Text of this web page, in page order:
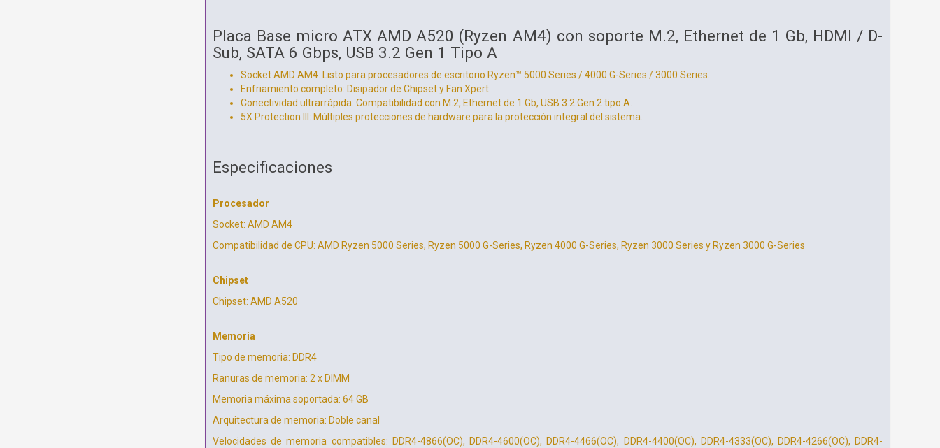
Placa Base micro ATX AMD A520 (Ryzen AM4) con soporte M.2, Ethernet de 1 Gb, HDMI / D-
Sub, SATA 6 Gbps, USB 3.2 Gen 1 Tipo A
Socket AMD AM4: Listo para procesadores de escritorio Ryzen™ 5000 Series / 4000 G-Series / 3000 Series.
Enfriamiento completo: Disipador de Chipset y Fan Xpert.
Conectividad ultrarrápida: Compatibilidad con M.2, Ethernet de 1 Gb, USB 3.2 Gen 2 tipo A.
5X Protection III: Múltiples protecciones de hardware para la protección integral del sistema.
Especificaciones
Procesador
Socket: AMD AM4
Compatibilidad de CPU: AMD Ryzen 5000 Series, Ryzen 5000 G-Series, Ryzen 4000 G-Series, Ryzen 3000 Series y Ryzen 3000 G-Series
Chipset
Chipset: AMD A520
Memoria
Tipo de memoria: DDR4
Ranuras de memoria: 2 x DIMM
Memoria máxima soportada: 64 GB
Arquitectura de memoria: Doble canal
Velocidades de memoria compatibles: DDR4-4866(OC), DDR4-4600(OC), DDR4-4466(OC), DDR4-4400(OC), DDR4-4333(OC), DDR4-4266(OC), DDR4-